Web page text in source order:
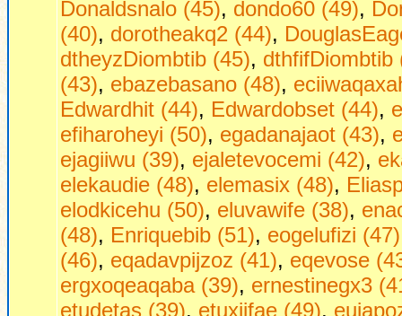
Donaldsnalo (45), dondo60 (49),
(40), dorotheakq2 (44),
dtheyzDiombtib (45), dthfifDiombtib
(43), ebazebasano (48),
Edwardhit (44), Edwardobset (44),
efiharoheyi (50), egadanajaot (43),
ejagiiwu (39), ejaletevocemi (42),
elekaudie (48), elemasix (48),
elodkicehu (50), eluvawife (38),
(48), Enriquebib (51), eogelufizi (47)
(46), eqadavpijzoz (41), eqevose
ergxoqeaqaba (39), ernestinegx3
etudetas (39), etuxiifae (49),